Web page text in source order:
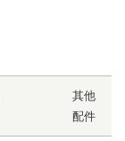
其他
配件